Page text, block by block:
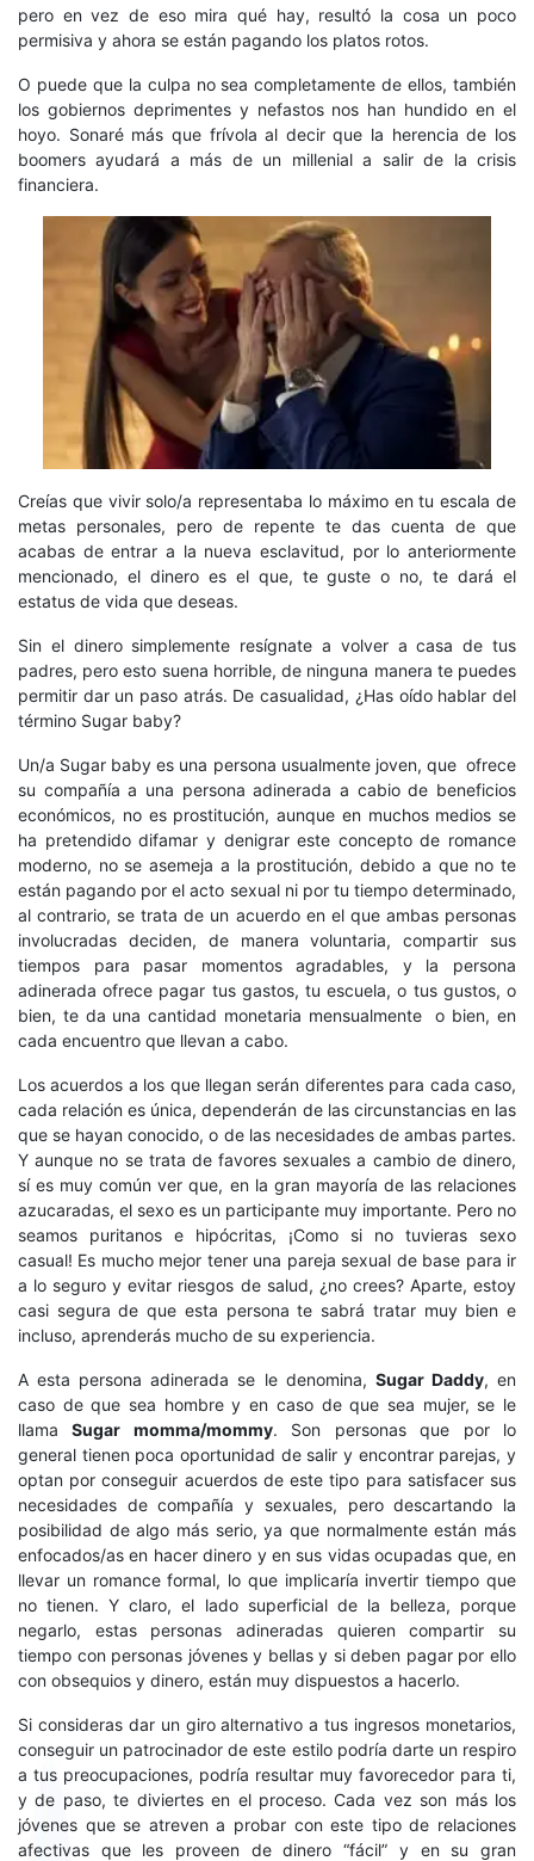
pero en vez de eso mira qué hay, resultó la cosa un poco
permisiva y ahora se están pagando los platos rotos.
O puede que la culpa no sea completamente de ellos, también
los gobiernos deprimentes y nefastos nos han hundido en el
hoyo. Sonaré más que frívola al decir que la herencia de los
boomers ayudará a más de un millenial a salir de la crisis
financiera.
Creías que vivir solo/a representaba lo máximo en tu escala de
metas personales, pero de repente te das cuenta de que
acabas de entrar a la nueva esclavitud, por lo anteriormente
mencionado, el dinero es el que, te guste o no, te dará el
estatus de vida que deseas.
Sin el dinero simplemente resígnate a volver a casa de tus
padres, pero esto suena horrible, de ninguna manera te puedes
permitir dar un paso atrás. De casualidad, ¿Has oído hablar del
término Sugar baby?
Un/a Sugar baby es una persona usualmente joven, que ofrece
su compañía a una persona adinerada a cabio de beneficios
económicos, no es prostitución, aunque en muchos medios se
ha pretendido difamar y denigrar este concepto de romance
moderno, no se asemeja a la prostitución, debido a que no te
están pagando por el acto sexual ni por tu tiempo determinado,
al contrario, se trata de un acuerdo en el que ambas personas
involucradas deciden, de manera voluntaria, compartir sus
tiempos para pasar momentos agradables, y la persona
adinerada ofrece pagar tus gastos, tu escuela, o tus gustos, o
bien, te da una cantidad monetaria mensualmente o bien, en
cada encuentro que llevan a cabo.
Los acuerdos a los que llegan serán diferentes para cada caso,
cada relación es única, dependerán de las circunstancias en las
que se hayan conocido, o de las necesidades de ambas partes.
Y aunque no se trata de favores sexuales a cambio de dinero,
sí es muy común ver que, en la gran mayoría de las relaciones
azucaradas, el sexo es un participante muy importante. Pero no
seamos puritanos e hipócritas, ¡Como si no tuvieras sexo
casual! Es mucho mejor tener una pareja sexual de base para ir
a lo seguro y evitar riesgos de salud, ¿no crees? Aparte, estoy
casi segura de que esta persona te sabrá tratar muy bien e
incluso, aprenderás mucho de su experiencia.
A esta persona adinerada se le denomina, Sugar Daddy, en
caso de que sea hombre y en caso de que sea mujer, se le
llamaSugar momma/mommy. Son personas que por lo
general tienen poca oportunidad de salir y encontrar parejas, y
optan por conseguir acuerdos de este tipo para satisfacer sus
necesidades de compañía y sexuales, pero descartando la
posibilidad de algo más serio, ya que normalmente están más
enfocados/as en hacer dinero y en sus vidas ocupadas que, en
llevar un romance formal, lo que implicaría invertir tiempo que
no tienen. Y claro, el lado superficial de la belleza, porque
negarlo, estas personas adineradas quieren compartir su
tiempo con personas jóvenes y bellas y si deben pagar por ello
con obsequios y dinero, están muy dispuestos a hacerlo.
Si consideras dar un giro alternativo a tus ingresos monetarios,
conseguir un patrocinador de este estilo podría darte un respiro
a tus preocupaciones, podría resultar muy favorecedor para ti,
y de paso, te diviertes en el proceso. Cada vez son más los
jóvenes que se atreven a probar con este tipo de relaciones
afectivas que les proveen de dinero “fácil” y en su gran